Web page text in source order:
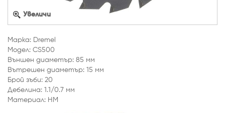
Увеличи
Марка: Dremel
Модел: CS500
Външен диаметър: 85 мм
Вътрешен диаметър: 15 мм
Брой зъби: 20
Дебелина: 1.1/0.7 мм
Материал: HM